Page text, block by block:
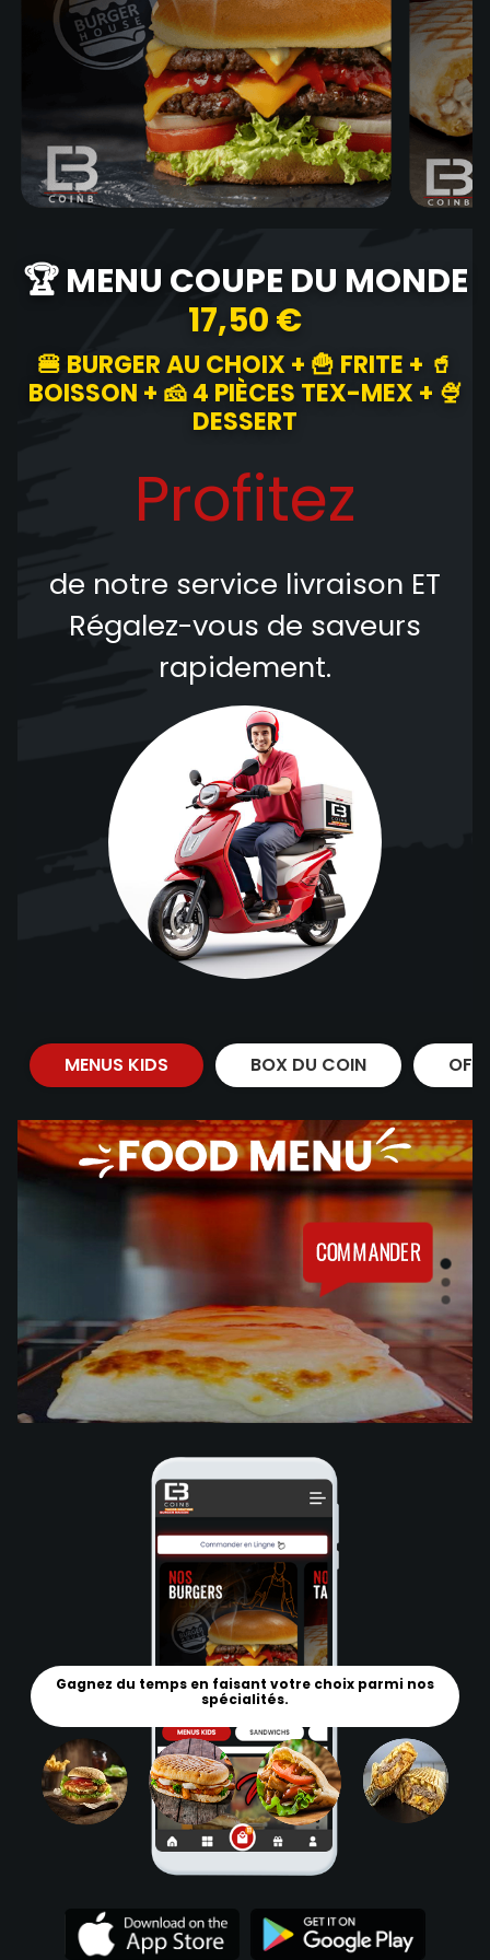
🏆 MENU COUPE DU MONDE
17,50 €
🍔 BURGER AU CHOIX + 🍟 FRITE + 🥤
BOISSON + 🧀 4 PIÈCES TEX-MEX + 🍨
DESSERT
Profitez
de notre service livraison ET
Régalez-vous de saveurs
rapidement.
MENUS KIDS BOX DU COIN
Gagnez du temps en faisant votre choix parmi nos
spécialités.